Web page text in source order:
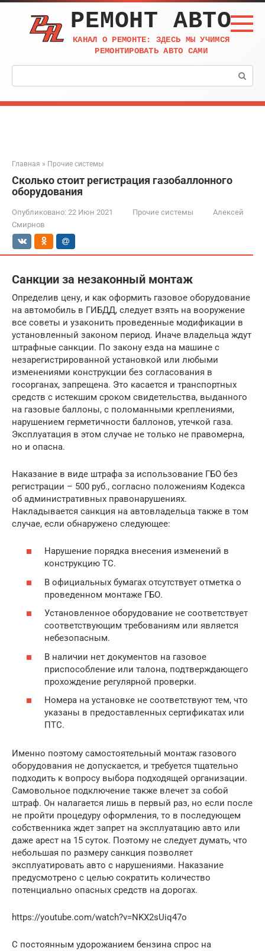
Перейти
контенту
РЕМОНТ АВТО
КАНАЛ О РЕМОНТЕ: ЗДЕСЬ МЫ УЧИМСЯ
РЕМОНТИРОВАТЬ АВТО САМИ
Поиск:
Главная » Прочие системы
Сколько стоит регистрация газобаллонного
оборудования
Опубликовано: 22 Июн 2021 Прочие системы
Алексей
Смирнов
Санкции за незаконный монтаж
Определив цену, и как оформить газовое оборудование
на автомобиль в ГИБДД, следует взять на вооружение
все советы и узаконить проведенные модификации в
установленный законом период. Иначе владельца ждут
штрафные санкции. По закону езда на машине с
незарегистрированной установкой или любыми
изменениями конструкции без согласования в
госорганах, запрещена. Это касается и транспортных
средств с истекшим сроком свидетельства, выданного
на газовые баллоны, с поломанными креплениями,
нарушением герметичности баллонов, утечкой газа.
Эксплуатация в этом случае не только не правомерна,
но и опасна.
Наказание в виде штрафа за использование ГБО без
регистрации – 500 руб., согласно положениям Кодекса
об административных правонарушениях.
Накладывается санкция на автовладельца также в том
случае, если обнаружено следующее:
Нарушение порядка внесения изменений в
конструкцию ТС.
В официальных бумагах отсутствует отметка о
проведенном монтаже ГБО.
Установленное оборудование не соответствует
соответствующим требованиям или является
небезопасным.
В наличии нет документов на газовое
приспособление или талона, подтверждающего
прохождение регулярной проверки.
Номера на установке не соответствуют тем, что
указаны в предоставленных сертификатах или
ПТС.
Именно поэтому самостоятельный монтаж газового
оборудования не допускается, и требуется тщательно
подходить к вопросу выбора подходящей организации.
Самовольное подключение также влечет за собой
штраф. Он налагается лишь в первый раз, но если после
не пройти процедуру оформления, то в последующем
собственника ждет запрет на эксплуатацию авто или
даже арест на 15 суток. Поэтому не следует думать, что
небольшая по размеру санкция позволяет
эксплуатировать авто с нарушениями. Наказание
предусмотрено с целью сократить количество
потенциально опасных средств на дорогах.
https://youtube.com/watch?v=NKX2sUiq47o
С постоянным удорожанием бензина спрос на